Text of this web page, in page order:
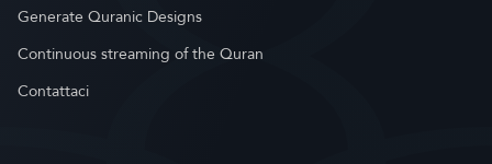
Generate Quranic Designs
Continuous streaming of the Quran
Contattaci